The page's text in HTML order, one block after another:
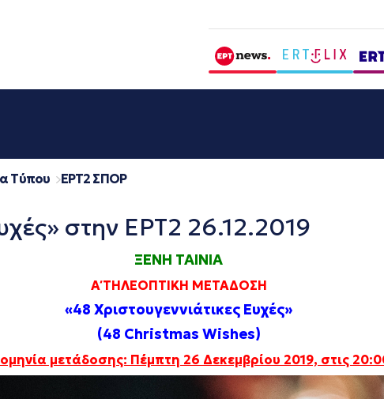
Τύπου EΡΤ2 ΣΠΟΡ
στην ΕΡΤ2 26.12.2019
ΞΕΝΗ ΤΑΙΝΙΑ
Α΄ ΤΗΛΕΟΠΤΙΚΗ ΜΕΤΑΔΟΣΗ
«48 Χριστουγεννιάτικες Ευχές»
(48 Christmas Wishes)
μετάδοσης: Πέμπτη 26 Δεκεμβρίου 2019, στις